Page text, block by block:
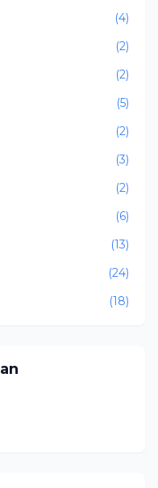
(4)
(2)
(2)
(5)
(2)
(3)
(2)
(6)
(13)
(24)
(18)